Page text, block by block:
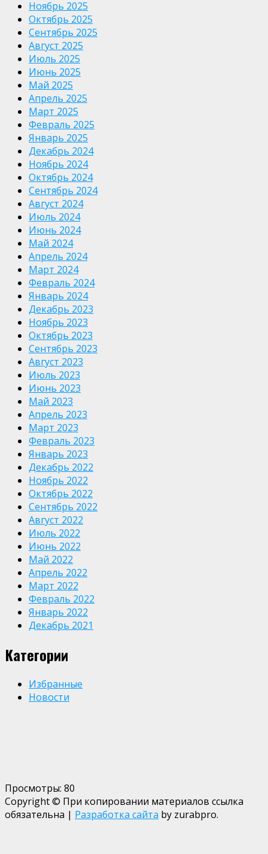
Ноябрь 2025
Октябрь 2025
Сентябрь 2025
Август 2025
Июль 2025
Июнь 2025
Май 2025
Апрель 2025
Март 2025
Февраль 2025
Январь 2025
Декабрь 2024
Ноябрь 2024
Октябрь 2024
Сентябрь 2024
Август 2024
Июль 2024
Июнь 2024
Май 2024
Апрель 2024
Март 2024
Февраль 2024
Январь 2024
Декабрь 2023
Ноябрь 2023
Октябрь 2023
Сентябрь 2023
Август 2023
Июль 2023
Июнь 2023
Май 2023
Апрель 2023
Март 2023
Февраль 2023
Январь 2023
Декабрь 2022
Ноябрь 2022
Октябрь 2022
Сентябрь 2022
Август 2022
Июль 2022
Июнь 2022
Май 2022
Апрель 2022
Март 2022
Февраль 2022
Январь 2022
Декабрь 2021
Категории
Избранные
Новости
Просмотры: 80
Copyright © При копировании материалов ссылка
обязательна | Разработка сайта by zurabpro.